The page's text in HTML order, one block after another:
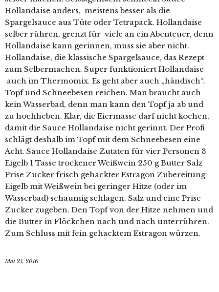
Hollandaise anders, meistens besser als die
Spargelsauce aus Tüte oder Tetrapack. Hollandaise
selber rühren, grenzt für viele an ein Abenteuer, denn
Hollandaise kann gerinnen, muss sie aber nicht.
Hollandaise, die klassische Spargelsauce, das Rezept
zum Selbermachen. Super funktioniert Hollandaise
auch im Thermomix. Es geht aber auch „händisch“.
Topf und Schneebesen reichen. Man braucht auch
kein Wasserbad, denn man kann den Topf ja ab und
zu hochheben. Klar, die Eiermasse darf nicht kochen,
damit die Sauce Hollandaise nicht gerinnt. Der Profi
schlägt deshalb im Topf mit dem Schneebesen eine
Acht. Sauce Hollandaise Zutaten für vier Personen 3
Eigelb 1 Tasse trockener Weißwein 250 g Butter Salz
Prise Zucker frisch gehackter Estragon Zubereitung
Eigelb mit Weißwein bei geringer Hitze (oder im
Wasserbad) schaumig schlagen. Salz und eine Prise
Zucker zugeben. Den Topf von der Hitze nehmen und
die Butter in Flöckchen nach und nach unterrühren.
Zum Schluss mit fein gehacktem Estragon würzen.
Mai 21, 2016